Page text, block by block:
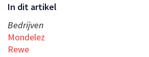
In dit artikel
Bedrijven
Mondelez
Rewe